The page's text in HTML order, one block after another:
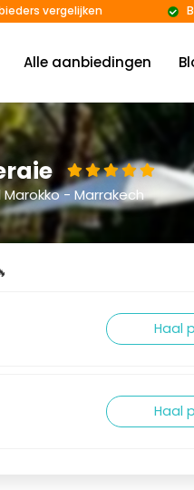
Alle aanbiedingen
vergelijken
- Marrakech
Haal
Haal